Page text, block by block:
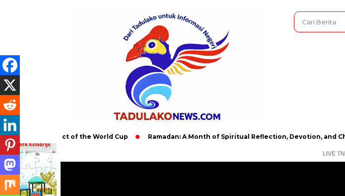
Impact of the World Cup Ramadan: A Month of Spiritual Reflection, Devotion, and Charity
LIVE TN